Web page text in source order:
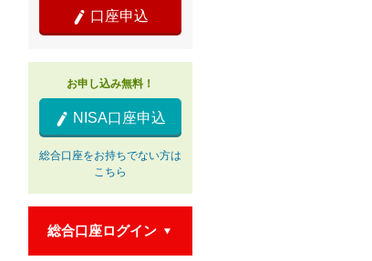
 口座申込
お申し込み無料！
 NISA口座申込
総合口座をお持ちでない方は
こちら
総合口座ログイン